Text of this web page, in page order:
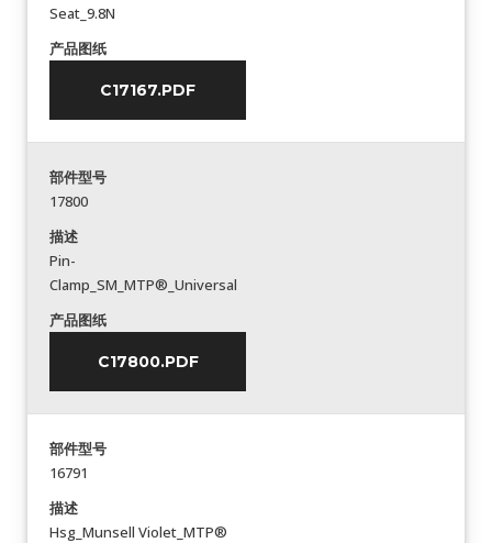
Seat_9.8N
产品图纸
C17167.PDF
部件型号
17800
描述
Pin-
Clamp_SM_MTP®_Universal
产品图纸
C17800.PDF
部件型号
16791
描述
Hsg_Munsell Violet_MTP®